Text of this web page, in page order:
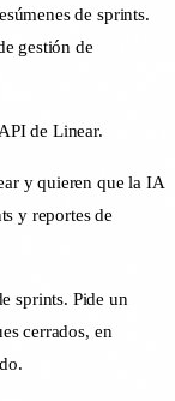
de sprints.
gestión de
de Linear.
y quieren que la IA
y reportes de
sprints. Pide un
cerrados, en